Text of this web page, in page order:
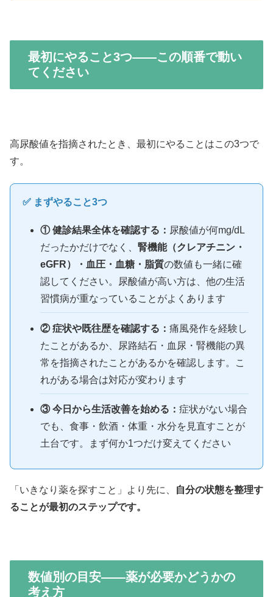
最初にやること3つ——この順番で動い
てください
高尿酸値を指摘されたとき、最初にやることはこの3つで
す。
✅ まずやること3つ
① 健診結果全体を確認する： 尿酸値が何mg/dL
だったかだけでなく、腎機能（クレアチニン・
eGFR）・血圧・血糖・脂質の数値も一緒に確
認してください。尿酸値が高い方は、他の生活
習慣病が重なっていることがよくあります
② 症状や既往歴を確認する：痛風発作を経験し
たことがあるか、尿路結石・血尿・腎機能の異
常を指摘されたことがあるかを確認します。こ
れがある場合は対応が変わります
③ 今日から生活改善を始める：症状がない場合
でも、食事・飲酒・体重・水分を見直すことが
土台です。まず何か1つだけ変えてください
「いきなり薬を探すこと」より先に、
自分の状態を整理す
ることが最初のステップです。
数値別の目安——薬が必要かどうかの
考え方